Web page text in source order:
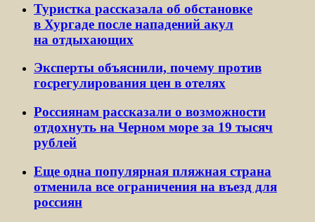
Туристка рассказала об обстановке
в Хургаде после нападений акул
на отдыхающих
Эксперты объяснили, почему против
госрегулирования цен в отелях
Россиянам рассказали о возможности
отдохнуть на Черном море за 19 тысяч
рублей
Еще одна популярная пляжная страна
отменила все ограничения на въезд для
россиян